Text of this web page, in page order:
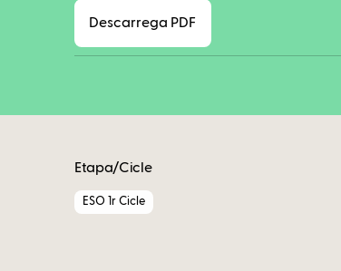
Descarrega PDF
Etapa/Cicle
ESO 1r Cicle